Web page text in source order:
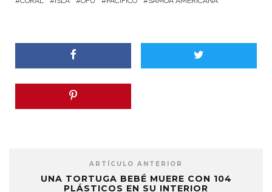
ARTÍCULO ANTERIOR
UNA TORTUGA BEBÉ MUERE CON 104
PLÁSTICOS EN SU INTERIOR